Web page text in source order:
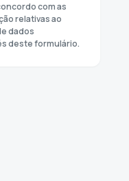
com as
relativas ao
dados
deste formulário.